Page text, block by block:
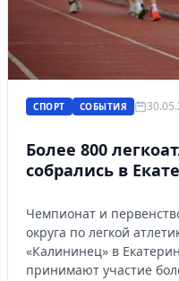
СПОРТ СОБЫТИЯ
Более 800
собрались в
Чемпионат и
округа по легкой
«Калининец» в
принимают участие